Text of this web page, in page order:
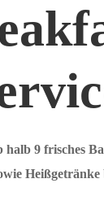
9 frisches
Heißgetränke